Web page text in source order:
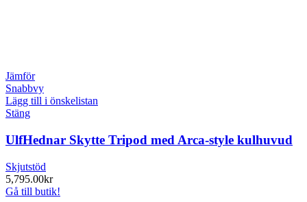
Jämför
Snabbvy
Lägg till i önskelistan
Stäng
UlfHednar Skytte Tripod med Arca-style kulhuvud
Skjutstöd
5,795.00kr
Gå till butik!